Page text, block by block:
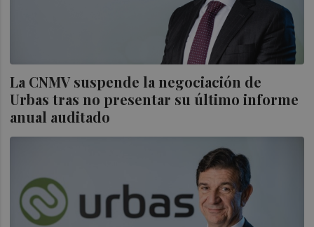
La CNMV suspende la negociación de
Urbas tras no presentar su último informe
anual auditado